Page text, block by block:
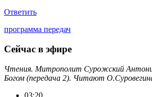
Ответить
программа передач
Сейчас в эфире
Чтения. Митрополит Сурожский
Богом (передача 2). Читают
03:20